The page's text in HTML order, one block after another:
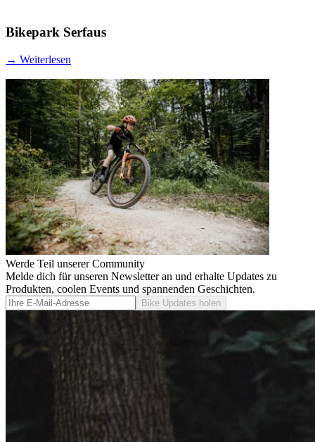
Bikepark Serfaus
→ Weiterlesen
Werde Teil unserer Community
Melde dich für unseren Newsletter an und erhalte Updates zu
Produkten, coolen Events und spannenden Geschichten.
Bike Updates holen